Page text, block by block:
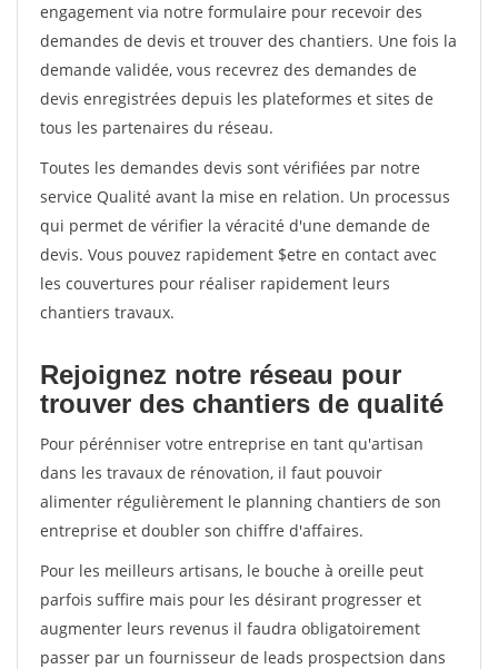
engagement via notre formulaire pour recevoir des
demandes de devis et trouver des chantiers. Une fois la
demande validée, vous recevrez des demandes de
devis enregistrées depuis les plateformes et sites de
tous les partenaires du réseau.
Toutes les demandes devis sont vérifiées par notre
service Qualité avant la mise en relation. Un processus
qui permet de vérifier la véracité d'une demande de
devis. Vous pouvez rapidement $etre en contact avec
les couvertures pour réaliser rapidement leurs
chantiers travaux.
Rejoignez notre réseau pour
trouver des chantiers de qualité
Pour pérénniser votre entreprise en tant qu'artisan
dans les travaux de rénovation, il faut pouvoir
alimenter régulièrement le planning chantiers de son
entreprise et doubler son chiffre d'affaires.
Pour les meilleurs artisans, le bouche à oreille peut
parfois suffire mais pour les désirant progresser et
augmenter leurs revenus il faudra obligatoirement
passer par un fournisseur de leads prospectsion dans